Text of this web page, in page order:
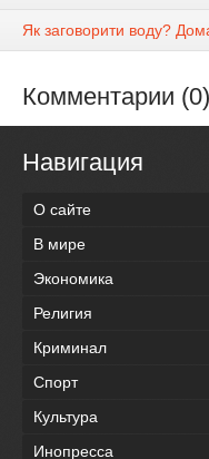
Як заговорити воду?
Комментарии (0)
Навигация
О сайте
В мире
Экономика
Религия
Криминал
Спорт
Культура
Инопресса